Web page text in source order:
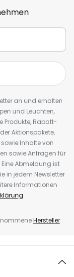
an und erhalten
und Leuchten,
Produkte, Rabatt-
Aktionspakete,
Inhalte von
sowie Anfragen für
Abmeldung ist
in jedem Newsletter
Informationen
.
Hersteller.